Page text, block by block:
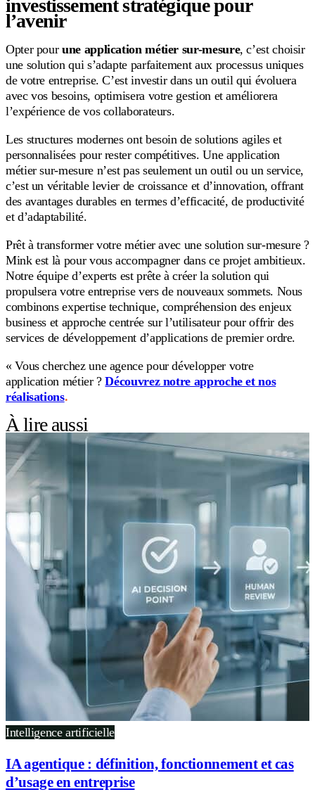
investissement stratégique pour
l’avenir
Opter pourune application métier sur-mesure, c’est choisir
une solution qui s’adapte parfaitement aux processus uniques
de votre entreprise. C’est investir dans un outil qui évoluera
avec vos besoins, optimisera votre gestion et améliorera
l’expérience de vos collaborateurs.
Les structures modernes ont besoin de solutions agiles et
personnalisées pour rester compétitives. Une application
métier sur-mesure n’est pas seulement un outil ou un service,
c’est un véritable levier de croissance et d’innovation, offrant
des avantages durables en termes d’efficacité, de productivité
et d’adaptabilité.
Prêt à transformer votre métier avec une solution sur-mesure ?
Mink est là pour vous accompagner dans ce projet ambitieux.
Notre équipe d’experts est prête à créer la solution qui
propulsera votre entreprise vers de nouveaux sommets. Nous
combinons expertise technique, compréhension des enjeux
business et approche centrée sur l’utilisateur pour offrir des
services de développement d’applications de premier ordre.
« Vous cherchez une agence pour développer votre
application métier ?Découvrez notre approche et nos
réalisations.
À lire aussi
Intelligence artificielle
IA agentique : définition, fonctionnement et cas
d’usage en entreprise